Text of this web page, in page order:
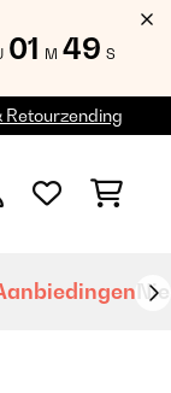
01 M 48 S
Retourzending